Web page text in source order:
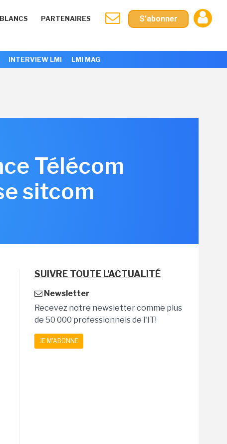
PARTENAIRES S'abonner
INTERVIEW LMI LMI MAG
Télécom
sitcom
SUIVRE TOUTE L'ACTUALITÉ
Newsletter
Recevez notre newsletter comme plus
de 50 000 professionnels de l'IT!
JE M'ABONNE